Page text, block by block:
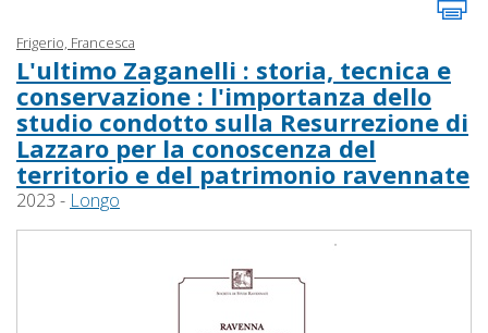
Frigerio, Francesca
L'ultimo Zaganelli : storia, tecnica e
conservazione : l'importanza dello
studio condotto sulla Resurrezione di
Lazzaro per la conoscenza del
territorio e del patrimonio ravennate
2023 - Longo